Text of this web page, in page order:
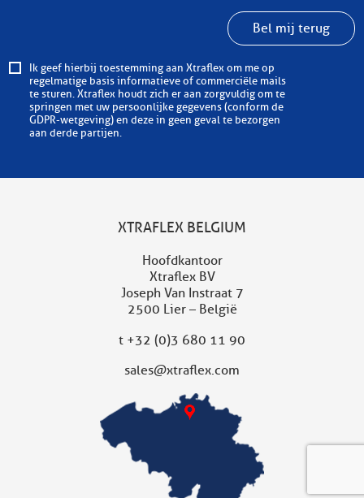
Bel mij terug
Ik geef hierbij toestemming aan Xtraflex om me op
regelmatige basis informatieve of commerciële mails
te sturen. Xtraflex houdt zich er aan zorgvuldig om te
springen met uw persoonlijke gegevens (conform de
GDPR-wetgeving) en deze in geen geval te bezorgen
aan derde partijen.
XTRAFLEX BELGIUM
Hoofdkantoor
Xtraflex BV
Joseph Van Instraat 7
2500 Lier – België
t +32 (0)3 680 11 90
sales@xtraflex.com